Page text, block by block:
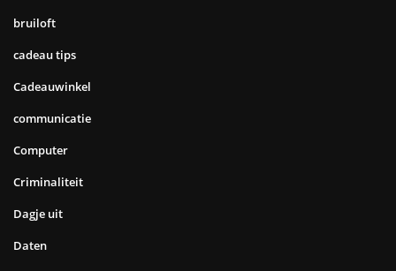
bruiloft
cadeau tips
Cadeauwinkel
communicatie
Computer
Criminaliteit
Dagje uit
Daten